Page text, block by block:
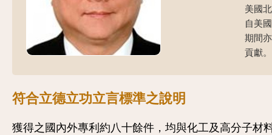
美國
自美
期間
貢獻。
符合立德立功立言標準之說明
獲得之國內外專利約八十餘件，均與化工及高分子材